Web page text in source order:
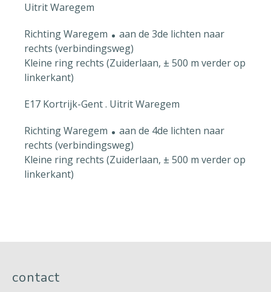
Uitrit Waregem
Richting Waregem . aan de 3de lichten naar
rechts (verbindingsweg)
Kleine ring rechts (Zuiderlaan, ± 500 m verder op
linkerkant)
E17 Kortrijk-Gent . Uitrit Waregem
Richting Waregem . aan de 4de lichten naar
rechts (verbindingsweg)
Kleine ring rechts (Zuiderlaan, ± 500 m verder op
linkerkant)
contact